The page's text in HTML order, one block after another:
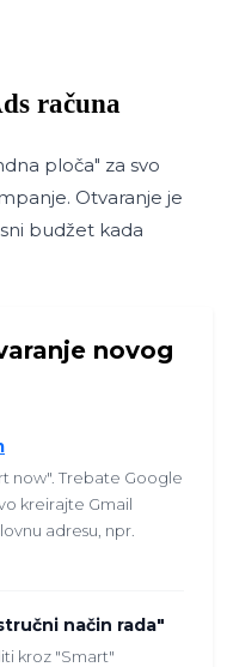
računa
ploča" za svo
Otvaranje je
budžet kada
novog
now". Trebate Google
kreirajte Gmail
adresu, npr.
način rada"
kroz "Smart"